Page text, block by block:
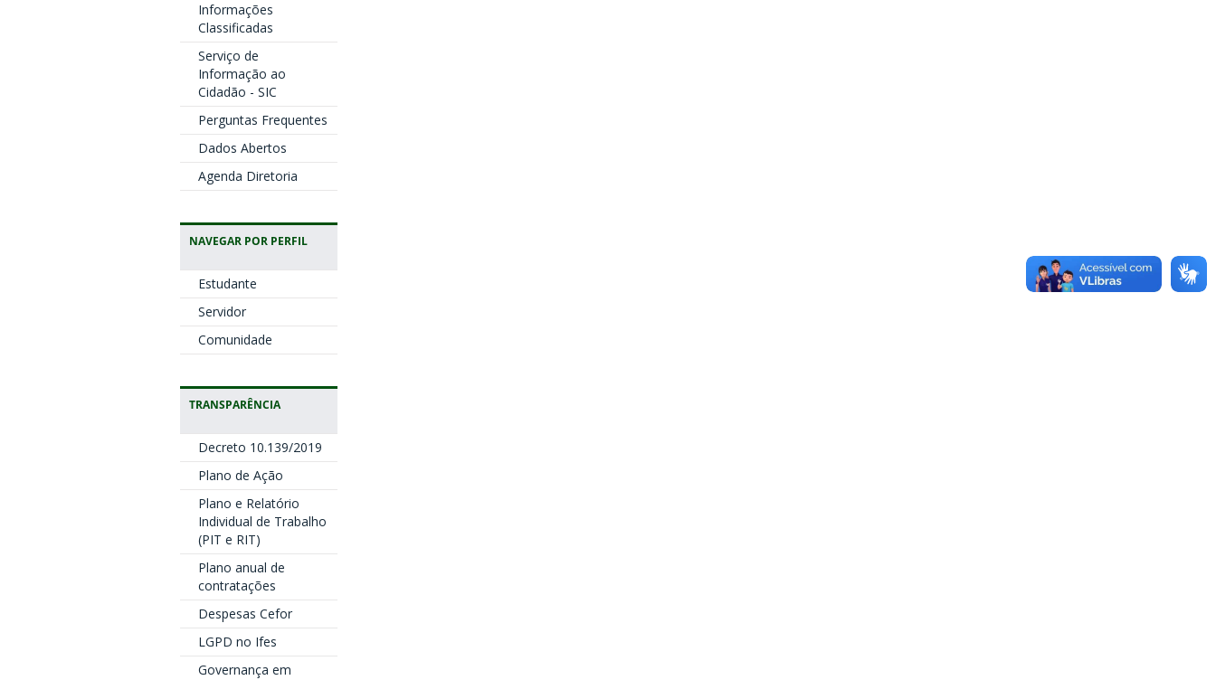
Informações
Classificadas
Serviço de
Informação ao
Cidadão - SIC
Perguntas Frequentes
Dados Abertos
Agenda Diretoria
NAVEGAR POR PERFIL
Estudante
Servidor
Comunidade
TRANSPARÊNCIA
Decreto 10.139/2019
Plano de Ação
Plano e Relatório
Individual de Trabalho
(PIT e RIT)
Plano anual de
contratações
Despesas Cefor
LGPD no Ifes
Governança em